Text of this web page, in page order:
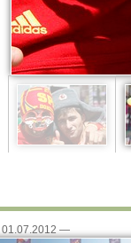
01.07.2012 —